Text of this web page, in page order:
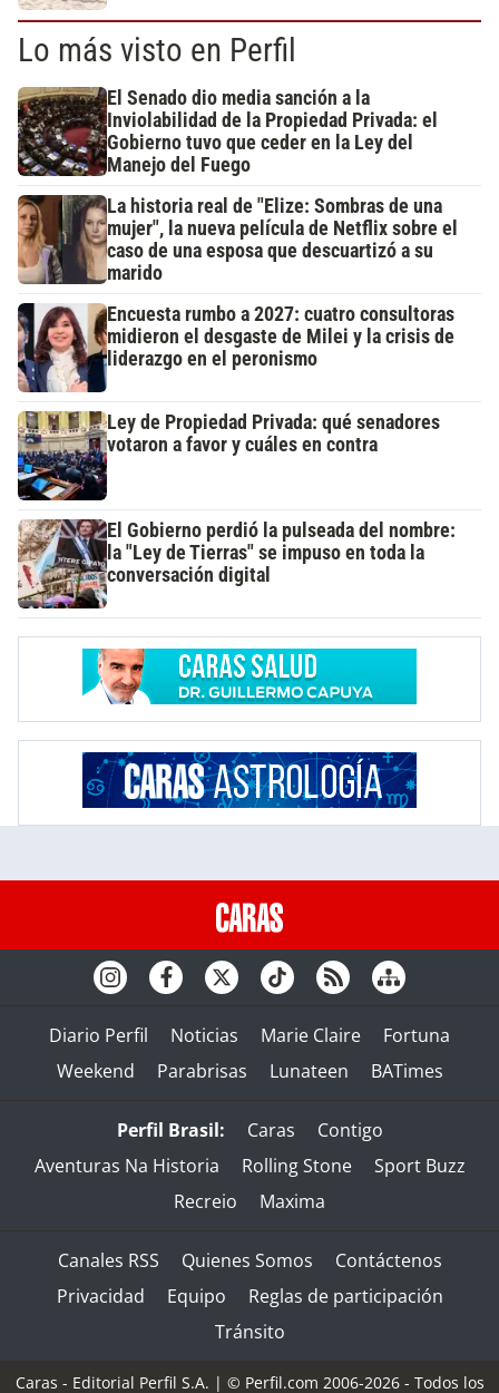
Lo más visto en Perfil
El Senado dio media sanción a la
Inviolabilidad de la Propiedad Privada: el
Gobierno tuvo que ceder en la Ley del
Manejo del Fuego
La historia real de "Elize: Sombras de una
mujer", la nueva película de Netflix sobre el
caso de una esposa que descuartizó a su
marido
Encuesta rumbo a 2027: cuatro consultoras
midieron el desgaste de Milei y la crisis de
liderazgo en el peronismo
Ley de Propiedad Privada: qué senadores
votaron a favor y cuáles en contra
El Gobierno perdió la pulseada del nombre:
la "Ley de Tierras" se impuso en toda la
conversación digital
Diario Perfil Noticias Marie Claire
Fortuna
Weekend
Parabrisas Lunateen BATimes
Perfil Brasil: Caras
Contigo
Aventuras Na Historia
Rolling Stone
Sport Buzz
Recreio
Maxima
Canales RSS Quienes Somos
Contáctenos
Privacidad
Equipo
Reglas de participación
Tránsito
Caras - Editorial Perfil S.A. | © Perfil.com 2006-2026 - Todos los